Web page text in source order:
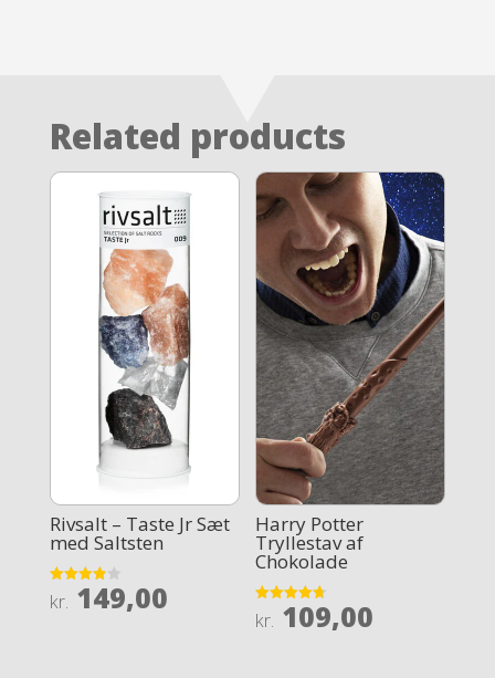
Related products
Rivsalt – Taste Jr Sæt
med Saltsten
Rated
3.9
kr. 149,00
Harry Potter
Tryllestav af
Chokolade
Rated
4.7
kr. 109,00